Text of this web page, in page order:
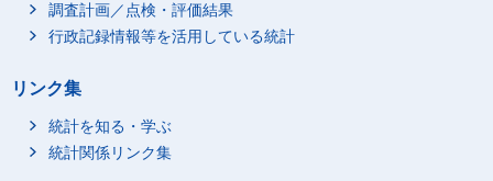
調査計画／点検・評価結果
行政記録情報等を活用している統計
リンク集
統計を知る・学ぶ
統計関係リンク集